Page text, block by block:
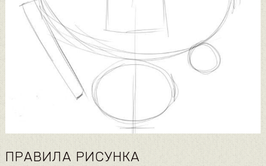
ПРАВИЛА РИСУНКА